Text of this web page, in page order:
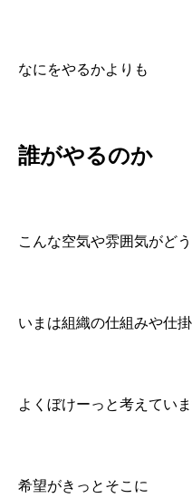
なにをやるかよりも
誰がやるのか
こんな空気や雰囲気がど
いまは組織の仕組みや仕
よくぼけーっと考えてい
希望がきっとそこに